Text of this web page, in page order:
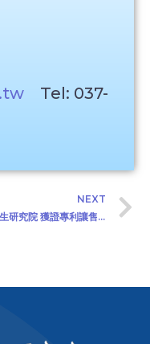
Tel: 037-
NEXT
國家衛生研究院 獲證專利讓售公告 (2022/4/22)